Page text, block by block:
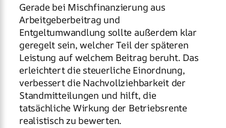
Gerade bei Mischfinanzierung aus
Arbeitgeberbeitrag und
Entgeltumwandlung sollte außerdem klar
geregelt sein, welcher Teil der späteren
Leistung auf welchem Beitrag beruht. Das
erleichtert die steuerliche Einordnung,
verbessert die Nachvollziehbarkeit der
Standmitteilungen und hilft, die
tatsächliche Wirkung der Betriebsrente
realistisch zu bewerten.